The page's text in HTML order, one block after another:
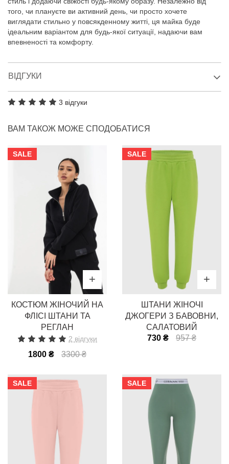
того, чи плануєте ви активний день, чи просто хочете
виглядати стильно у повсякденному житті, ця майка буде
ідеальним варіантом для будь-якої ситуації, надаючи вам
впевненості та комфорту.
ВІДГУКИ
3 відгуки
ВАМ ТАКОЖ МОЖЕ СПОДОБАТИСЯ
SALE
КОСТЮМ ЖІНОЧИЙ НА
ФЛІСІ ШТАНИ ТА
РЕГЛАН
2 відгуки
1800 ₴ 3300 ₴
SALE
ШТАНИ ЖІНОЧІ
ДЖОГЕРИ З БАВОВНИ,
САЛАТОВИЙ
730 ₴
957 ₴
SALE SALE